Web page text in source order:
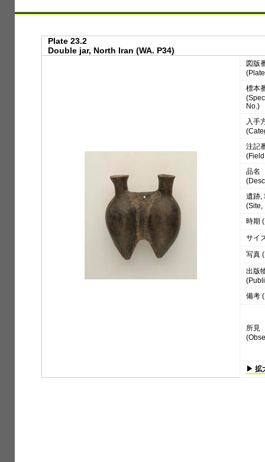
Plate 23.2
Double jar, North Iran (WA. P34)
図版
標本
No.)
入手
注記
品名
遺跡,
(Site,
時期
サイ
写真
出版
備考
所見
▶ 拡